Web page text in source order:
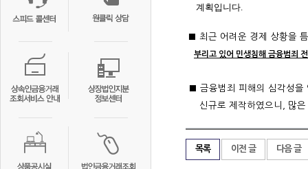
계획입니다.
■ 최근 어려운 경제 상황을
부리고 있어 민생침해 금융범죄
■ 금융범죄 피해의 심각성을
신규로 제작하였으니, 많은
목록 이전 글 다음 글